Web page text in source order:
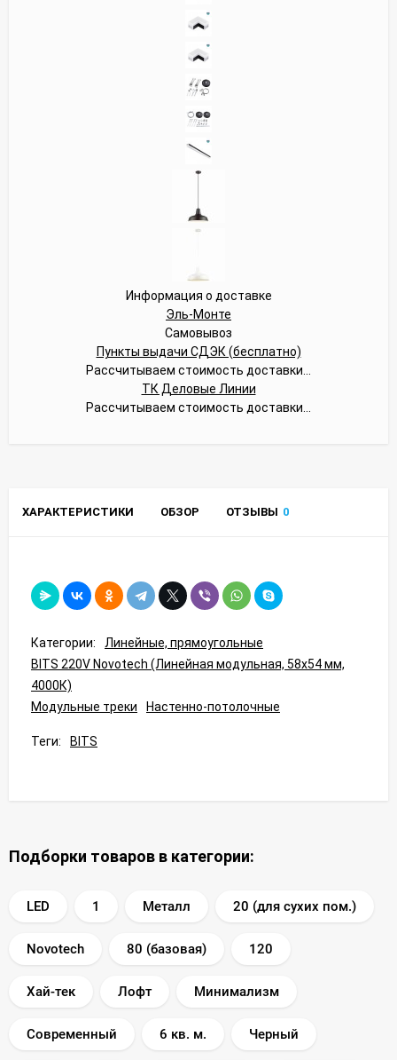
Информация о доставке
Эль-Монте
Самовывоз
Пункты выдачи СДЭК (бесплатно)
Рассчитываем стоимость доставки...
ТК Деловые Линии
Рассчитываем стоимость доставки...
ХАРАКТЕРИСТИКИ ОБЗОР ОТЗЫВЫ 0
Категории:
Линейные, прямоугольные
BITS 220V Novotech (Линейная модульная, 58x54 мм,
4000К)
Модульные треки
Настенно-потолочные
Теги: BITS
Подборки товаров в категории:
LED 1 Металл 20 (для сухих пом.)
Novotech 80 (базовая) 120
Хай-тек Лофт Минимализм
Современный 6 кв. м. Черный